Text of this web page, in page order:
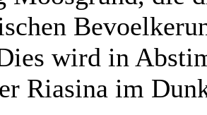
wird in
Riasina im